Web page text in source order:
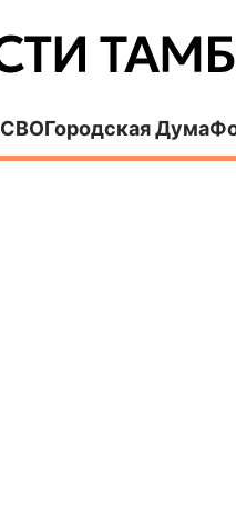
СВОГородская Дума